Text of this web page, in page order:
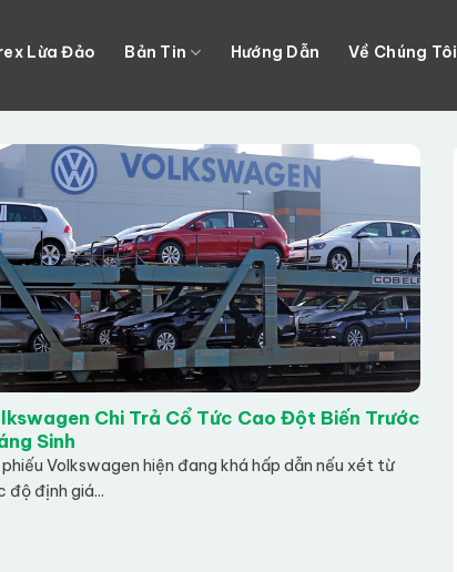
Lừa Đảo Bản Tin Hướng Dẫn Về Chúng Tôi
Chi Trả Cổ Tức Cao Đột Biến Trước
Sinh
Volkswagen hiện đang khá hấp dẫn nếu xét từ
độ định giá...